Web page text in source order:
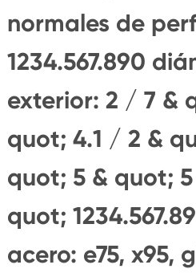
normales de
1234.567.890
exterior: 2 / 7 &
quot; 4.1 / 2 &
quot; 5 & quot;
quot;
acero: e75, x95,